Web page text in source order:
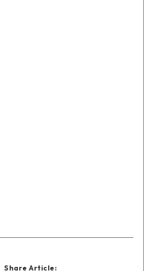
Share Article: